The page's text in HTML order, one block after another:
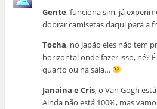
Gente, funciona sim, já
dobrar camisetas daqui para a
Tocha, no Japão eles não tem
horizontal onde fazer isso, né?
quarto ou na sala…
Janaina e Cris, o Van Gogh
Ainda não está 100%, mas